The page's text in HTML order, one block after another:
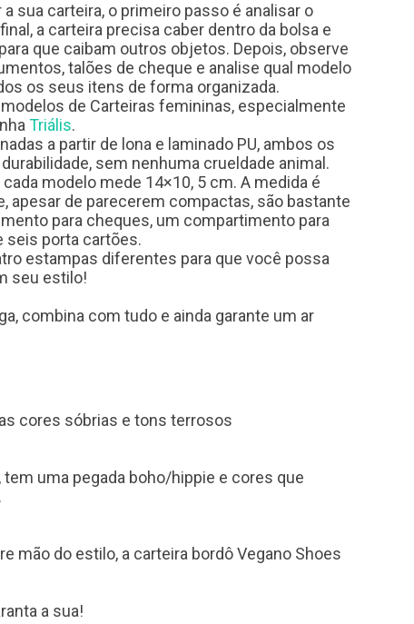
sua carteira, o primeiro passo é analisar o
a carteira precisa caber dentro da bolsa e
que caibam outros objetos. Depois, observe
talões de cheque e analise qual modelo
os seus itens de forma organizada.
de Carteiras femininas, especialmente
Triális.
a partir de lona e laminado PU, ambos os
sem nenhuma crueldade animal.
modelo mede 14×10, 5 cm. A medida é
apesar de parecerem compactas, são bastante
para cheques, um compartimento para
seis porta cartões.
estampas diferentes para que você possa
seu estilo!
combina com tudo e ainda garante um ar
cores sóbrias e tons terrosos
uma pegada boho/hippie e cores que
mão do estilo, a carteira bordô Vegano Shoes
a sua!